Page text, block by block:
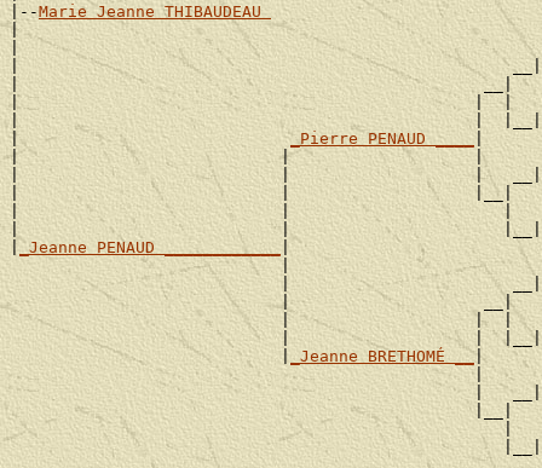
|--Marie Jeanne THIBAUDEAU
|
|
|
|                                                __|
|                                               |  |
|                                               |
| _Pierre PENAUD ____
|                           |                   |
|                           |                   |
|                           |                   |__|
|                           |                      |
|                           |
_Jeanne PENAUD ____________
|
|
|
                            |                    __|
|                   |  |
|                   |
                            |
_Jeanne BRETHOMÉ __|
|
|
                                                |__|
|